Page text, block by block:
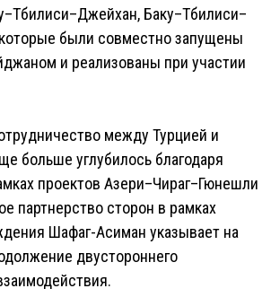
Баку–Тбилиси–
которые были совместно запущены
и реализованы при участии
между Турцией и
больше углубилось благодаря
проектов Азери–Чираг–Гюнешли
партнерство сторон в рамках
Шафаг-Асиман указывает на
двустороннего